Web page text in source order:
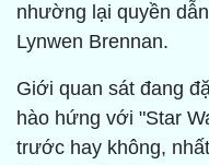
nhường lại quyền
Lynwen Brennan.
Giới quan sát đang
hào hứng với "Star
trước hay không,